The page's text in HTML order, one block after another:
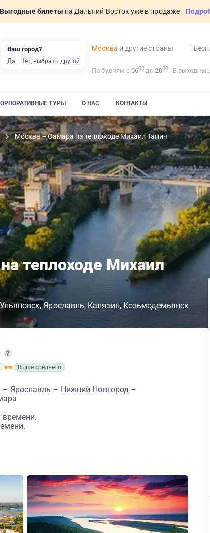
Выгодные билеты на Дальний Восток уже в продаже
Москва и другие страны
По будням с 0600 до 2000 В
ТУРЫ О НАС КОНТАКТЫ
Москва – Самара на теплоходе Михаил Танич
теплоходе Михаил
Ульяновск Ярославль Калязин Козьмодемьянск
Выше среднего
Ярославль – Нижний Новгород –
времени.
Ваш город?
Да Нет, выбрать другой